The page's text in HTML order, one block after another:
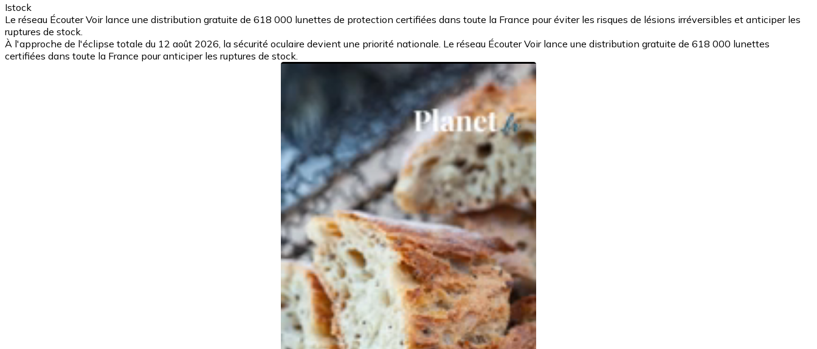
Istock
Le réseau Écouter Voir lance une distribution gratuite de 618 000 lunettes de protection certifiées dans toute la France pour éviter les risques de lésions irréversibles et anticiper les
ruptures de stock.
À l'approche de l'éclipse totale du 12 août 2026, la sécurité oculaire devient une priorité nationale. Le réseau Écouter Voir lance une distribution gratuite de 618 000 lunettes
certifiées dans toute la France pour anticiper les ruptures de stock.